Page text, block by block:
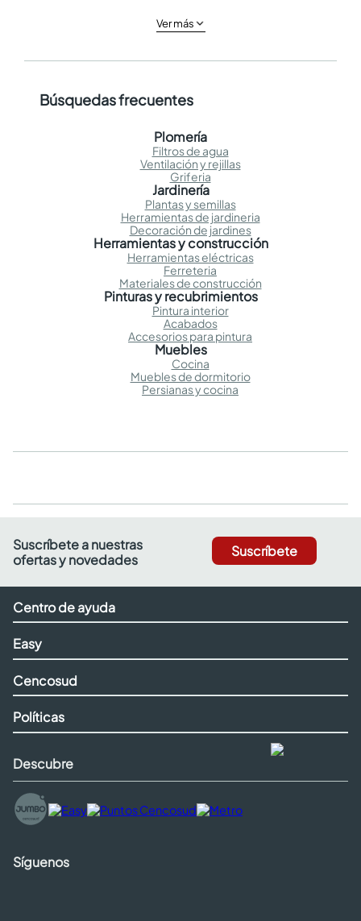
Ver más
Búsquedas frecuentes
Plomería
Filtros de agua
Ventilación y rejillas
Griferia
Jardinería
Plantas y semillas
Herramientas de jardineria
Decoración de jardines
Herramientas y construcción
Herramientas eléctricas
Ferreteria
Materiales de construcción
Pinturas y recubrimientos
Pintura interior
Acabados
Accesorios para pintura
Muebles
Cocina
Muebles de dormitorio
Persianas y cocina
Suscríbete a nuestras
ofertas y novedades
Suscríbete
Centro de ayuda
Easy
Cencosud
Políticas
Descubre
Síguenos